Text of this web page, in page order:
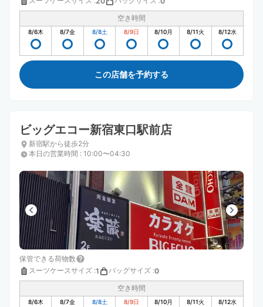
空き時間
8/6木 8/7金 8/8土 8/9日 8/10月 8/11火 8/12水
この店舗を予約する
ビッグエコー新宿東口駅前店
新宿駅から徒歩2分
本日の営業時間 : 10:00〜04:30
保管できる荷物数
スーツケースサイズ :1 バッグサイズ :0
空き時間
8/6木 8/7金 8/8土 8/9日 8/10月 8/11火 8/12水